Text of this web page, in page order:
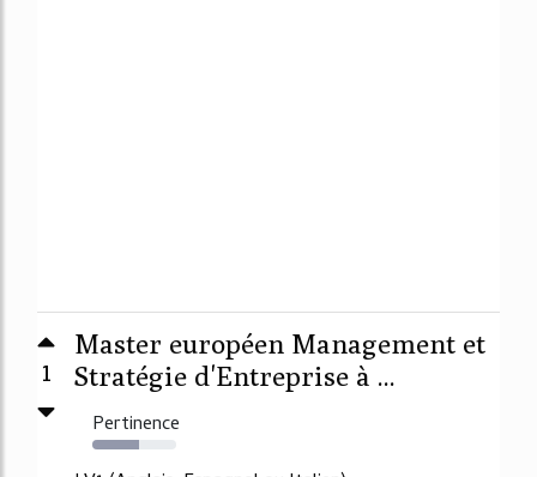
1
Master européen Management et
Stratégie d'Entreprise à ...
Pertinence
55%